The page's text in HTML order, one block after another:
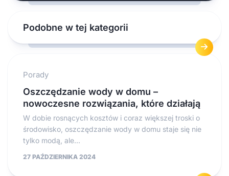
Podobne w tej kategorii
Porady
Oszczędzanie wody w domu –
nowoczesne rozwiązania, które działają
W dobie rosnących kosztów i coraz większej troski o
środowisko, oszczędzanie wody w domu staje się nie
tylko modą, ale...
27 PAŹDZIERNIKA 2024